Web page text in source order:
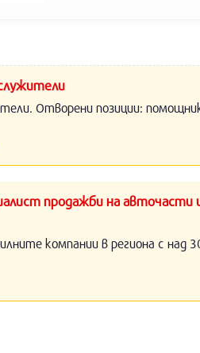
Отворени позиции:
продажби на авточасти
компании в региона с над